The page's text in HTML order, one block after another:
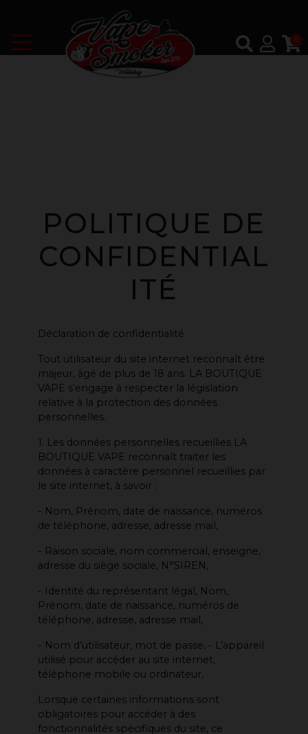
0
POLITIQUE DE
CONFIDENTIAL
ITÉ
Déclaration de confidentialité
Tout utilisateur du site internet reconnaît être
majeur, âgé de plus de 18 ans. LA BOUTIQUE
VAPE s’engage à respecter la législation
relative à la protection des données
personnelles.
1. Les données personnelles recueillies LA
BOUTIQUE VAPE reconnaît traiter les
données à caractère personnel recueillies par
le site internet, à savoir :
- Nom, Prénom, date de naissance, numéros
de téléphone, adresse, adresse mail,
- Raison sociale, nom commercial, enseigne,
adresse du siège sociale, N°SIREN,
- Identité du représentant légal, Nom,
Prénom, date de naissance, numéros de
téléphone, adresse, adresse mail,
- Nom d’utilisateur, mot de passe, - L’appareil
utilisé pour accéder au site internet,
téléphone mobile ou ordinateur,
Lorsque certaines informations sont
obligatoires pour accéder à des
fonctionnalités spécifiques du site, ce